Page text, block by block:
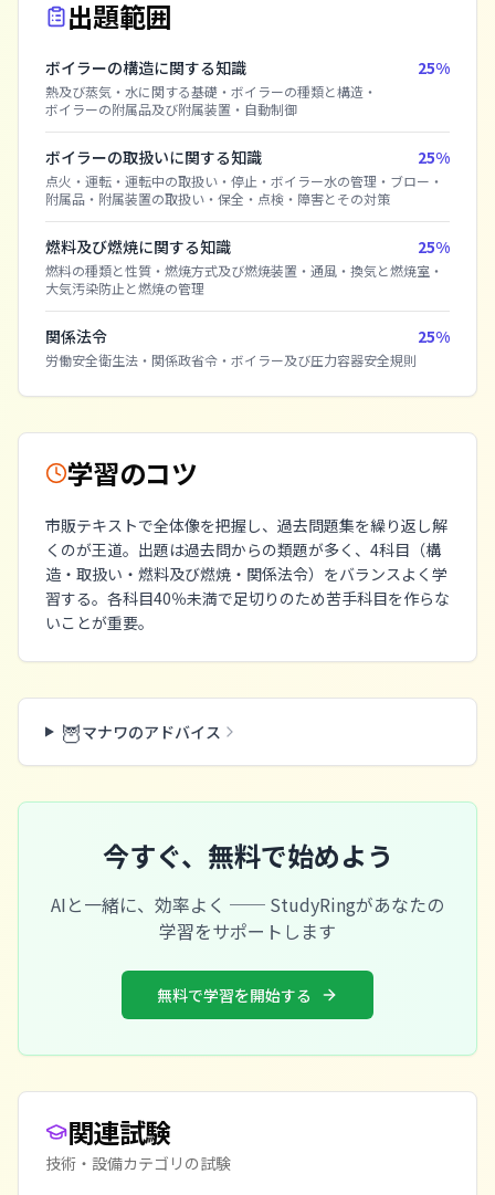
出題範囲
ボイラーの構造に関する知識 25%
熱及び蒸気・水に関する基礎 ・ ボイラーの種類と構造 ・
ボイラーの附属品及び附属装置 ・ 自動制御
ボイラーの取扱いに関する知識 25%
点火・運転・運転中の取扱い・停止 ・ ボイラー水の管理・ブロー ・
附属品・附属装置の取扱い ・ 保全・点検・障害とその対策
燃料及び燃焼に関する知識 25%
燃料の種類と性質 ・ 燃焼方式及び燃焼装置 ・ 通風・換気と燃焼室 ・
大気汚染防止と燃焼の管理
関係法令 25%
労働安全衛生法・関係政省令 ・ ボイラー及び圧力容器安全規則
学習のコツ
市販テキストで全体像を把握し、過去問題集を繰り返し解
くのが王道。出題は過去問からの類題が多く、4科目（構
造・取扱い・燃料及び燃焼・関係法令）をバランスよく学
習する。各科目40％未満で足切りのため苦手科目を作らな
いことが重要。
🦉マナワのアドバイス
今すぐ、無料で始めよう
AIと一緒に、効率よく ── StudyRingがあなたの
学習をサポートします
無料で学習を開始する
関連試験
技術・設備カテゴリの試験